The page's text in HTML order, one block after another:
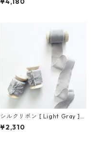
付
シルクリボン [ Light Gray ]
／ 3cm×5m 木製スプール付
¥2,310